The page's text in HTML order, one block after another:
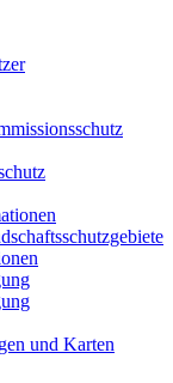
und Karten